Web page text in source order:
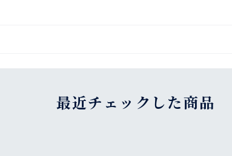
最近チェックした商品